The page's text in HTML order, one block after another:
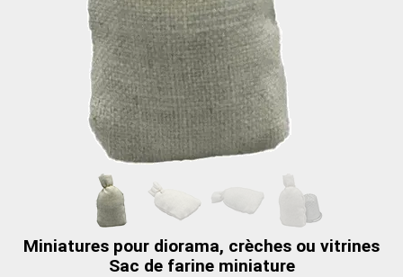
Miniatures pour diorama, crèches ou vitrines
Sac de farine miniature